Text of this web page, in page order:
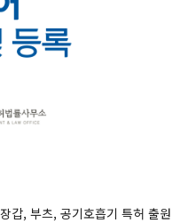
갑, 부츠, 공기호흡기 특허 출원